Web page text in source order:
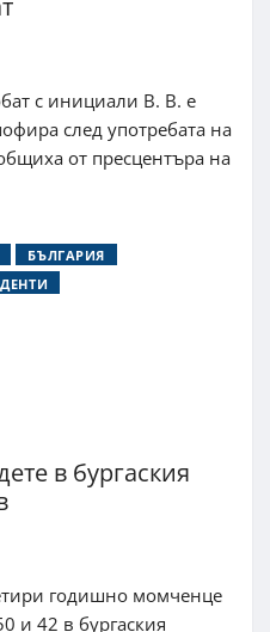
с инициали В. В. е
след употребата на
от пресцентъра на
БЪЛГАРИЯ
в бургаския
годишно момченце
и 42 в бургаския